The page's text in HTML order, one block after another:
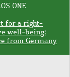
ONE
for a right-
well-being:
from Germany